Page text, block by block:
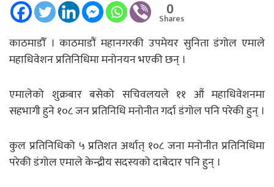
0
Shares
काठमाडौँ । काठमाडौं महानगरकी उपमेयर सुनिता डंगोल एमाले
महाधिवेशन प्रतिनिधिमा मनोनयन भएकी छन् ।
एमालेको शुक्रबार बसेको सचिवलयले ११ औं महाधिवेशनमा
सहभागी हुने १०८ जन प्रतिनिधि मनोनीत गर्दा डंगोल पनि परेकी हुन् ।
कुल प्रतिनिधिको ५ प्रतिशत अर्थात् १०८ जना मनोनीत प्रतिनिधिमा
परेकी डंगोल एमाले केन्द्रीय सदस्यको दाबेदार पनि हुन् ।